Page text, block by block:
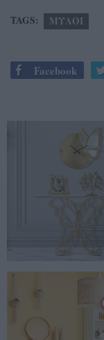
TAGS: ΜΥΛΟΙ
Facebook